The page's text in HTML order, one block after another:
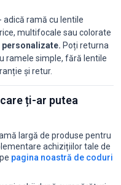
adică ramă cu lentile
multifocale sau colorate
Poți returna
ramele simple, fără lentile
și retur.
ți-ar putea
largă de produse pentru
achizițiilor tale de
pagina noastră de coduri